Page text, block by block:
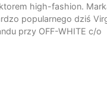
high-fashion.
popularnego dziś
przy OFF-WHITE c/o